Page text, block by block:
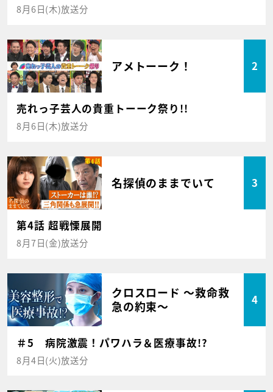
8月6日(木)放送分
アメトーーク！ 2
売れっ子芸人の貴重トーーク祭り!!
8月6日(木)放送分
名探偵のままでいて 3
第4話 超戦慄展開
8月7日(金)放送分
クロスロード ～救命救
急の約束～
4
＃5 病院激震！パワハラ＆医療事故!?
8月4日(火)放送分